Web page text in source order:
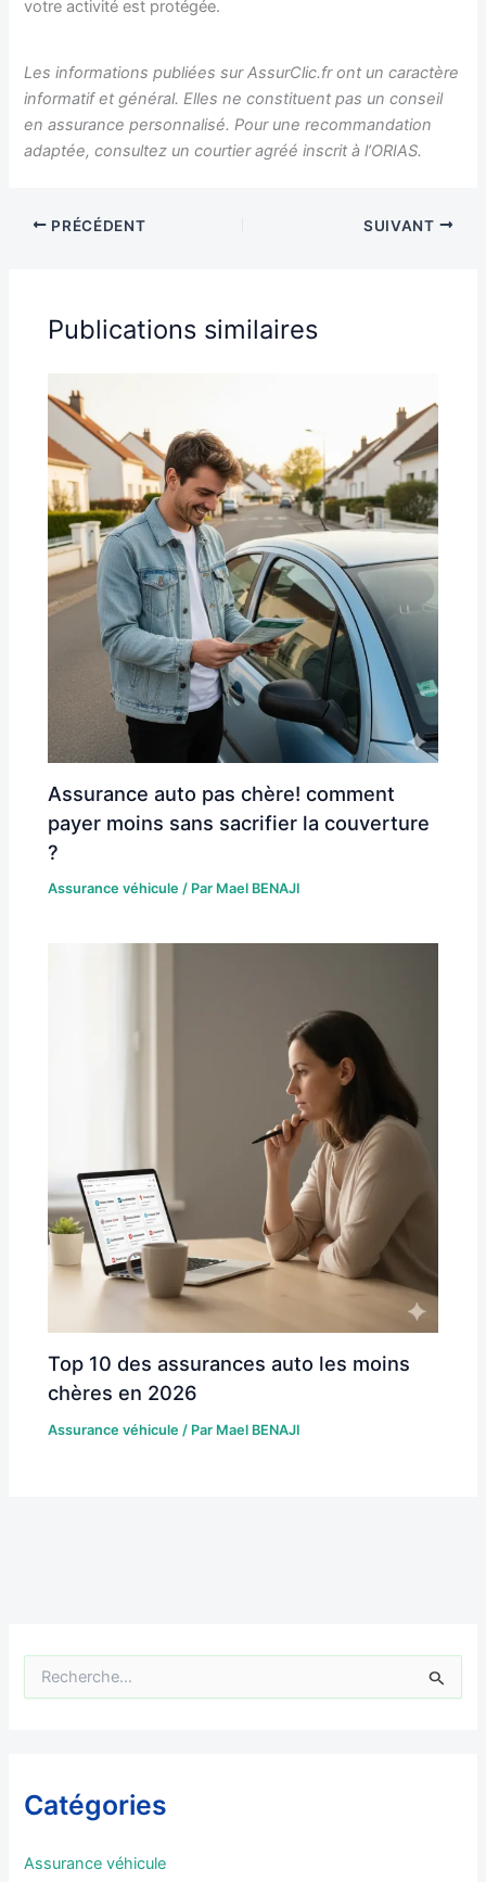
votre activité est protégée.
Les informations publiées sur AssurClic.fr ont un caractère
informatif et général. Elles ne constituent pas un conseil
en assurance personnalisé. Pour une recommandation
adaptée, consultez un courtier agréé inscrit à l’ORIAS.
PRÉCÉDENT SUIVANT
Publications similaires
Assurance auto pas chère! comment
payer moins sans sacrifier la couverture
?
Assurance véhicule / Par Mael BENAJI
Top 10 des assurances auto les moins
chères en 2026
Assurance véhicule / Par Mael BENAJI
e
c
r
Catégories
Assurance véhicule